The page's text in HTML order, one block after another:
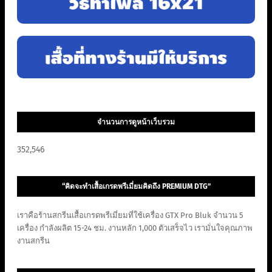
จำนวนการดูหน้าเว็บรวม
352,546
“คิดจะทำเสื้อเกรดพรีเมี่ยมคิดถึง PREMIUM DTG”
เราคือร้านสกรีนเสื้อเกรดพรีเมี่ยมที่ใช้เครื่อง GTX Pro Bluk จำนวน 5
เครื่อง กำลังผลิต 15-24 ชม. งานหลัก 1,000 ตัวเสร็จไว เรามั่นใจคุณภาพ
งานสกรีน